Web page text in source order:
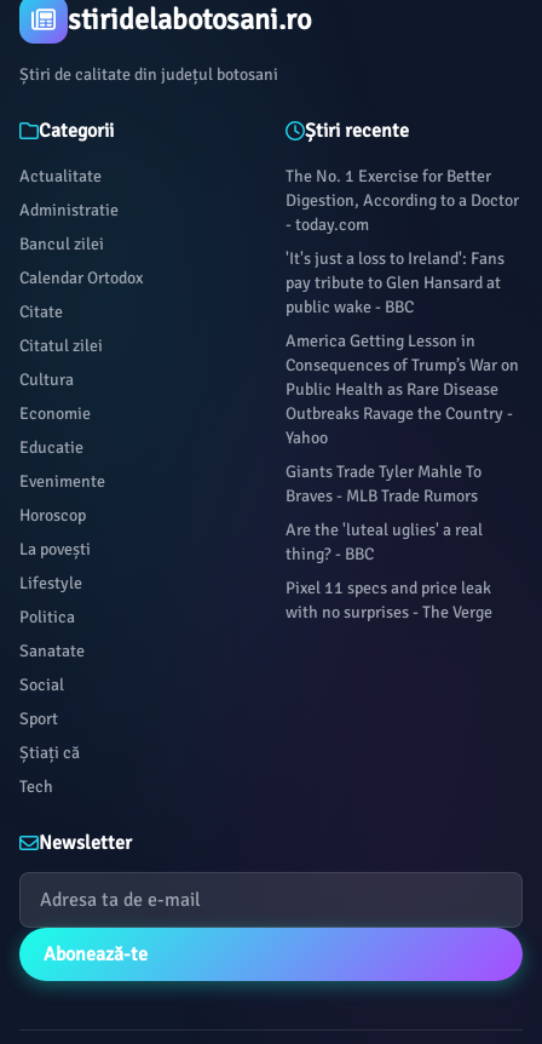
stiridelabotosani.ro
Știri de calitate din județul botosani
Categorii
Actualitate
Administratie
Bancul zilei
Calendar Ortodox
Citate
Citatul zilei
Cultura
Economie
Educatie
Evenimente
Horoscop
La povești
Lifestyle
Politica
Sanatate
Social
Sport
Știați că
Tech
Știri recente
The No. 1 Exercise for Better
Digestion, According to a Doctor
- today.com
'It's just a loss to Ireland': Fans
pay tribute to Glen Hansard at
public wake - BBC
America Getting Lesson in
Consequences of Trump’s War on
Public Health as Rare Disease
Outbreaks Ravage the Country -
Yahoo
Giants Trade Tyler Mahle To
Braves - MLB Trade Rumors
Are the 'luteal uglies' a real
thing? - BBC
Pixel 11 specs and price leak
with no surprises - The Verge
Newsletter
Abonează-te